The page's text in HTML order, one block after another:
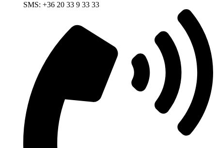
SMS: +36 20 33 9 33 33